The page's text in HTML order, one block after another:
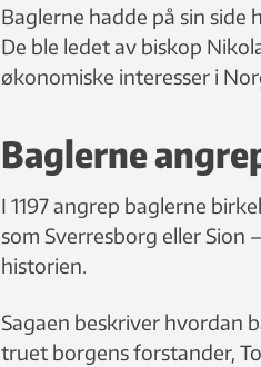
Baglerne hadde på sin side
De ble ledet av biskop
økonomiske interesser i
Baglerne
I 1197 angrep baglerne
som Sverresborg eller Sion
historien.
Sagaen beskriver hvordan
truet borgens forstander,